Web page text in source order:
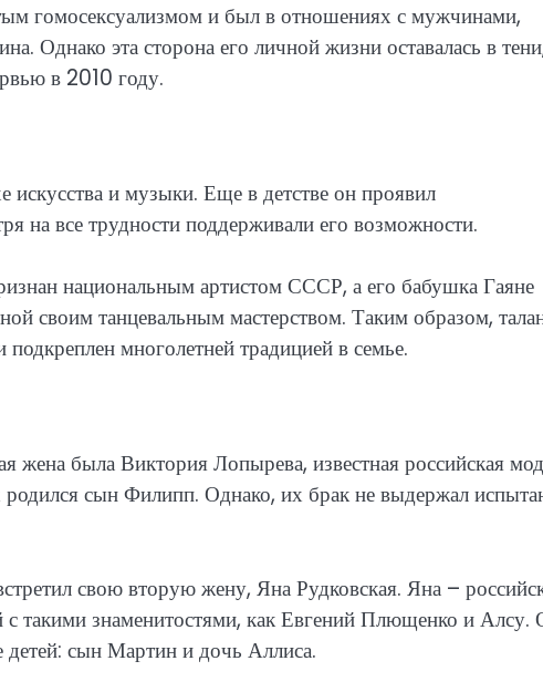
гомосексуализмом и был в отношениях с мужчинами,
Однако эта сторона его личной жизни оставалась в
в 2010 году.
и музыки. Еще в детстве он проявил
на все трудности поддерживали его возможности.
национальным артистом СССР, а его бабушка Гаяне
своим танцевальным мастерством. Таким образом,
многолетней традицией в семье.
была Виктория Лопырева, известная российская
сын Филипп. Однако, их брак не выдержал
свою вторую жену, Яна Рудковская. Яна –
с такими знаменитостями, как Евгений Плющенко и Алсу.
сын Мартин и дочь Аллиса.